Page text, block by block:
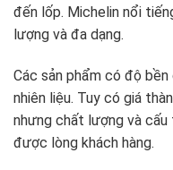
đến lốp. Michelin nổi
lượng và đa dạng.
Các sản phẩm có độ
nhiên liệu. Tuy có giá
nhưng chất lượng và
được lòng khách hàng.